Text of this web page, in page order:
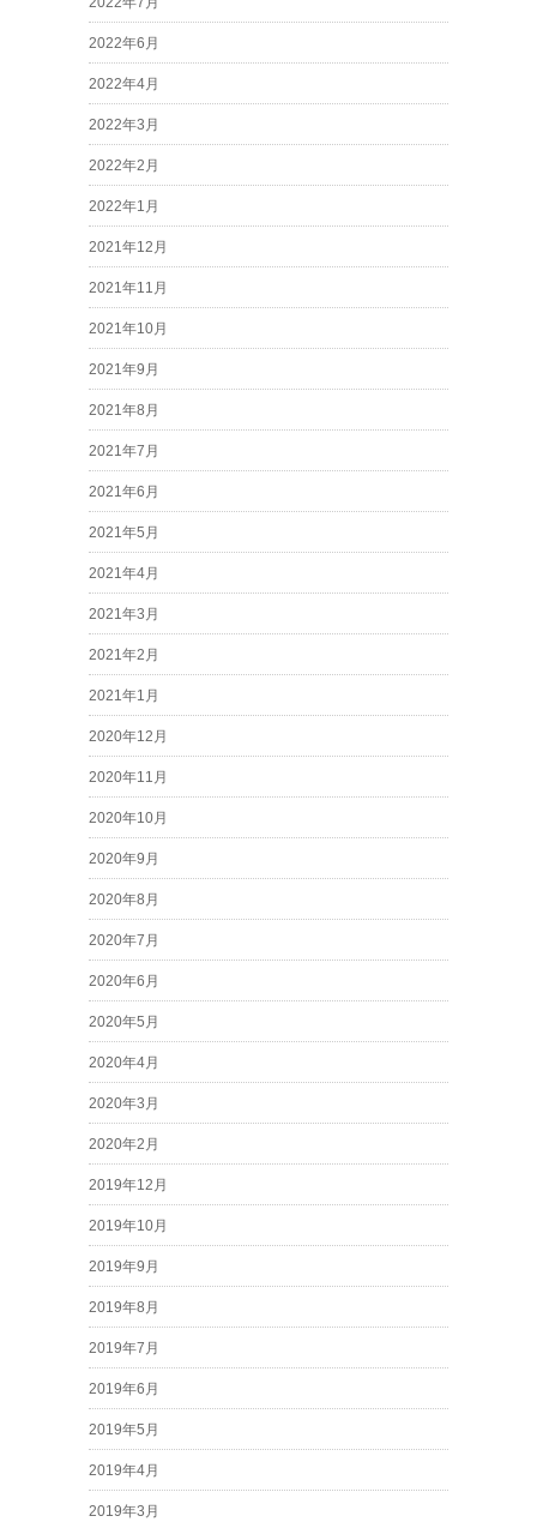
2022年6月
2022年4月
2022年3月
2022年2月
2022年1月
2021年12月
2021年11月
2021年10月
2021年9月
2021年8月
2021年7月
2021年6月
2021年5月
2021年4月
2021年3月
2021年2月
2021年1月
2020年12月
2020年11月
2020年10月
2020年9月
2020年8月
2020年7月
2020年6月
2020年5月
2020年4月
2020年3月
2020年2月
2019年12月
2019年10月
2019年9月
2019年8月
2019年7月
2019年6月
2019年5月
2019年4月
2019年3月